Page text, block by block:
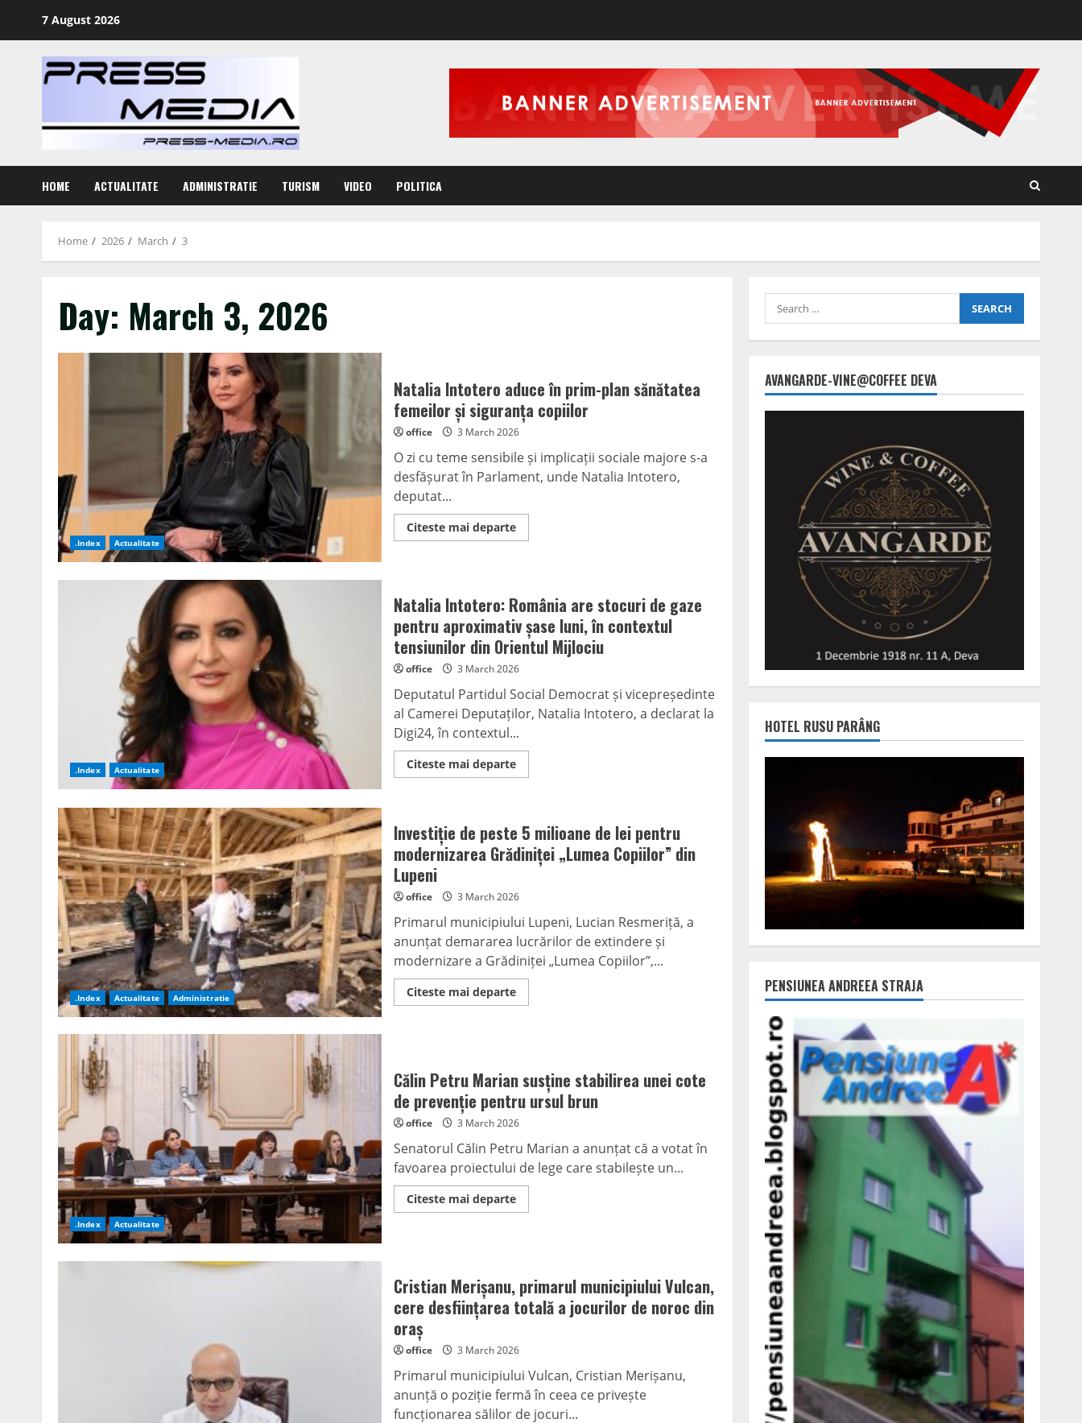
7 August 2026
HOME ACTUALITATE ADMINISTRATIE TURISM VIDEO POLITICA
Home 2026 March 3
Day: March 3, 2026
.Index Actualitate
Natalia Intotero aduce în prim-plan sănătatea
femeilor și siguranța copiilor
office 3 March 2026
O zi cu teme sensibile și implicații sociale majore s-a
desfășurat în Parlament, unde Natalia Intotero,
deputat...
Citeste mai departeRead
more
prim-
plan
sănătatea
femeilor
și
siguranța
copiilor
.Index Actualitate
Natalia Intotero: România are stocuri de gaze
pentru aproximativ șase luni, în contextul
tensiunilor din Orientul Mijlociu
office 3 March 2026
Deputatul Partidul Social Democrat și vicepreședinte
al Camerei Deputaților, Natalia Intotero, a declarat la
Digi24, în contextul...
Citeste mai departeRead
more
are
stocuri
de
gaze
șase
în
contextul
tensiunilor
din
Orientul
Mijlociu
.Index Actualitate Administratie
Investiție de peste 5 milioane de lei pentru
modernizarea Grădiniței „Lumea Copiilor” din
Lupeni
office 3 March 2026
Primarul municipiului Lupeni, Lucian Resmeriță, a
anunțat demararea lucrărilor de extindere și
modernizare a Grădiniței „Lumea Copiilor”,...
Citeste mai departeRead
more
milioane
de
lei
pentru
Grădiniței
Copiilor”
din
Lupeni
.Index Actualitate
Călin Petru Marian susține stabilirea unei cote
de prevenție pentru ursul brun
office 3 March 2026
Senatorul Călin Petru Marian a anunțat că a votat în
favoarea proiectului de lege care stabilește un...
Citeste mai departeRead
more
stabilirea
unei
cote
de
ursul
brun
Cristian Merișanu, primarul municipiului Vulcan,
cere desființarea totală a jocurilor de noroc din
oraș
office 3 March 2026
Primarul municipiului Vulcan, Cristian Merișanu,
anunță o poziție fermă în ceea ce privește
funcționarea sălilor de jocuri...
Search
for:
AVANGARDE-VINE@COFFEE DEVA
HOTEL RUSU PARÂNG
PENSIUNEA ANDREEA STRAJA